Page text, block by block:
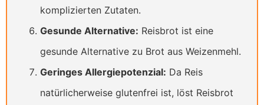
komplizierten Zutaten.
Gesunde Alternative: Reisbrot ist eine
gesunde Alternative zu Brot aus Weizenmehl.
Geringes Allergiepotenzial: Da Reis
natürlicherweise glutenfrei ist, löst Reisbrot